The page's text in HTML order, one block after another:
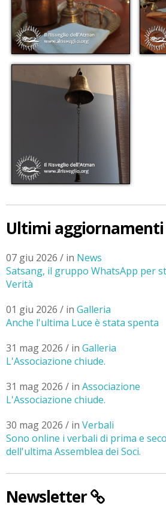
Ultimi aggiornamenti
07 giu 2026 / in News
Satsang, il gruppo WhatsApp per
Verità
01 giu 2026 / in Galleria
Anche l'ultima Luce è stata spenta
31 mag 2026 / in Galleria
L'Associazione chiude.
31 mag 2026 / in Associazione
L'Associazione chiude.
30 mag 2026 / in Verbali
Sono online i verbali di prima e
dell'ultima Assemblea dei Soci.
Newsletter